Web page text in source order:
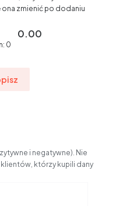
ona zmienić po dodaniu
0.00
0
i negatywne). Nie
którzy kupili dany